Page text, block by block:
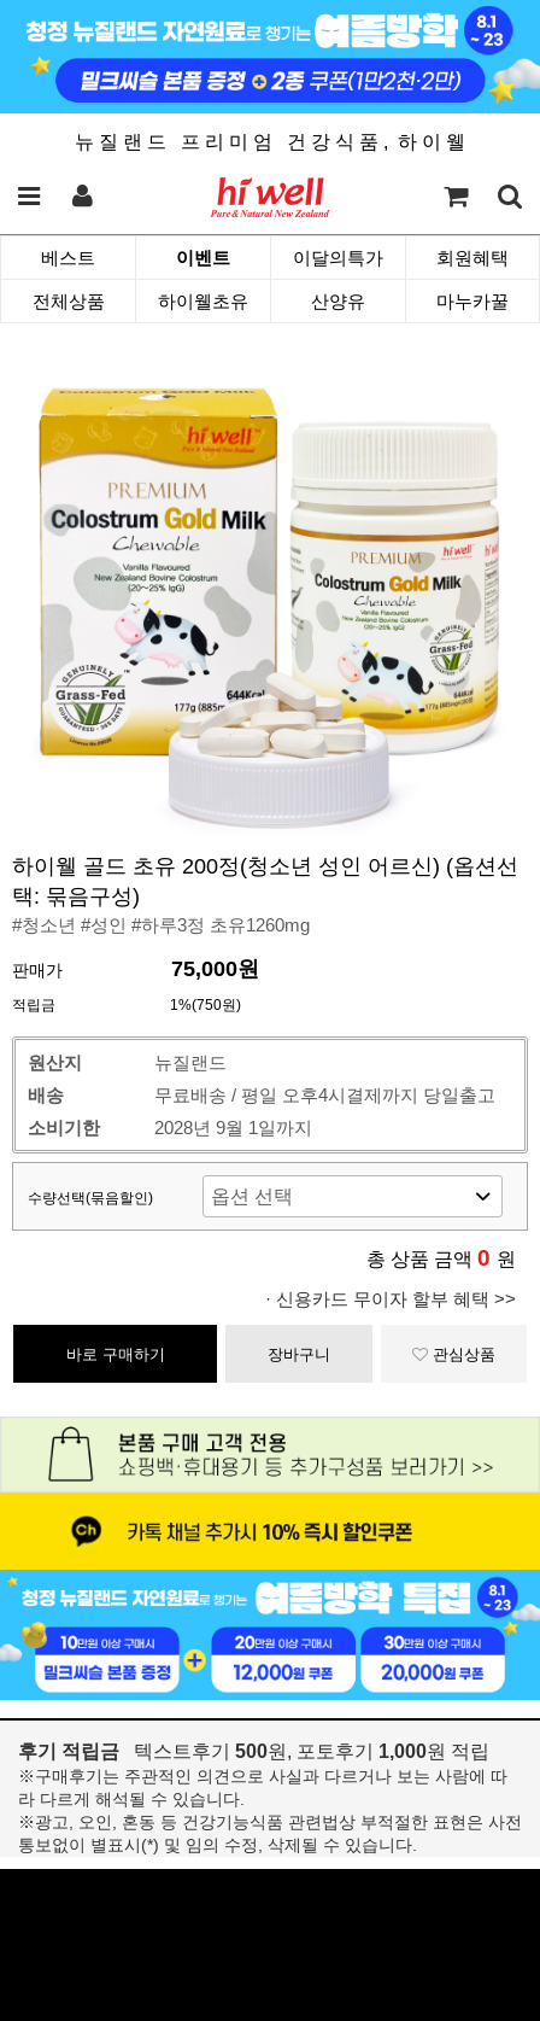
뉴 질 랜 드 프 리 미 엄 건 강 식 품 , 하 이 웰
베스트 이벤트 이달의특가 회원혜택
전체상품 하이웰초유 산양유 마누카꿀
하이웰 골드 초유 200정(청소년 성인 어르신) (옵션선
택: 묶음구성)
#청소년 #성인 #하루3정 초유1260mg
판매가 75,000원
적립금 1%(750원)
원산지
뉴질랜드
배송
무료배송 / 평일 오후4시결제까지 당일출고
소비기한
2028년 9월 1일까지
수량선택(묶음할인)
총 상품 금액 0 원
· 신용카드 무이자 할부 혜택 >>
바로 구매하기 장바구니 관심상품
후기 적립금 텍스트후기 500원, 포토후기 1,000원 적립
※구매후기는 주관적인 의견으로 사실과 다르거나 보는 사람에 따
라 다르게 해석될 수 있습니다.
※광고, 오인, 혼동 등 건강기능식품 관련법상 부적절한 표현은 사전
통보없이 별표시(*) 및 임의 수정, 삭제될 수 있습니다.